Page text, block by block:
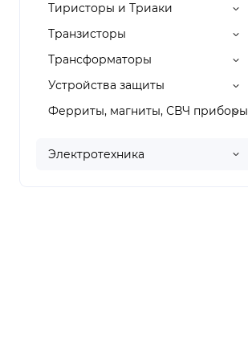
Тиристоры и Триаки
Транзисторы
Трансформаторы
Устройства защиты
Ферриты, магниты, СВЧ приборы
Электротехника